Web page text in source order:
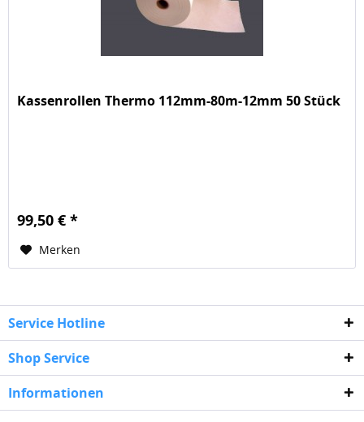
Kassenrollen Thermo 112mm-80m-12mm 50 Stück
99,50 € *
Merken
Service Hotline
Shop Service
Informationen